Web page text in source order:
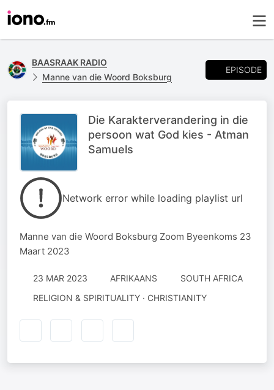
BAASRAAK RADIO
Manne van die Woord Boksburg
EPISODE
Die Karakterverandering in die
persoon wat God kies - Atman
Samuels
Network error while loading playlist url
Manne van die Woord Boksburg Zoom Byeenkoms 23
Maart 2023
23 MAR 2023 AFRIKAANS
SOUTH AFRICA
RELIGION & SPIRITUALITY · CHRISTIANITY